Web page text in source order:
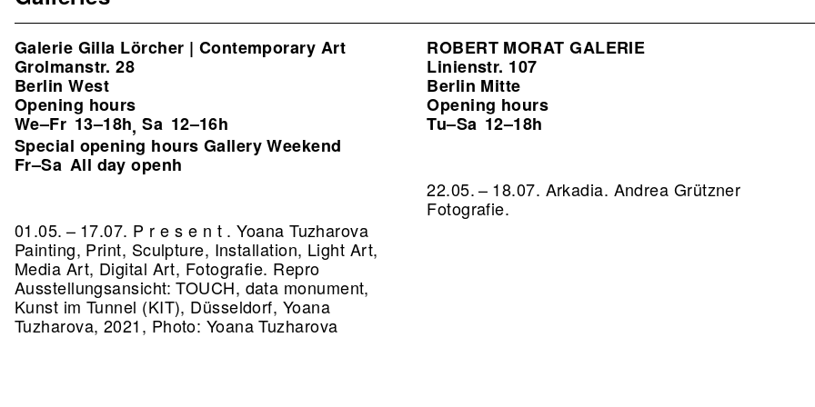
Galerie Gilla Lörcher | Contemporary Art
Grolmanstr. 28
Berlin West
Opening hours
We–Fr 13–18h,Sa 12–16h
Special opening hours Gallery Weekend
Fr–Sa All day openh
01.05. – 17.07. P r e s e n t . Yoana Tuzharova
Painting, Print, Sculpture, Installation, Light Art,
Media Art, Digital Art, Fotografie. Repro
Ausstellungsansicht: TOUCH, data monument,
Kunst im Tunnel (KIT), Düsseldorf, Yoana
Tuzharova, 2021, Photo: Yoana Tuzharova
ROBERT MORAT GALERIE
Linienstr. 107
Berlin Mitte
Opening hours
Tu–Sa 12–18h
22.05. – 18.07. Arkadia. Andrea Grützner
Fotografie.